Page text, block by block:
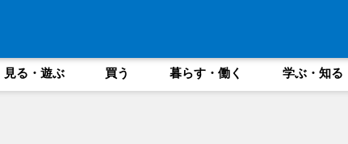
見る・遊ぶ 買う 暮らす・働く 学ぶ・知る